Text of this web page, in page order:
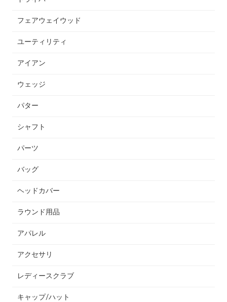
フェアウェイウッド
ユーティリティ
アイアン
ウェッジ
パター
シャフト
パーツ
バッグ
ヘッドカバー
ラウンド用品
アパレル
アクセサリ
レディースクラブ
キャップ/ハット